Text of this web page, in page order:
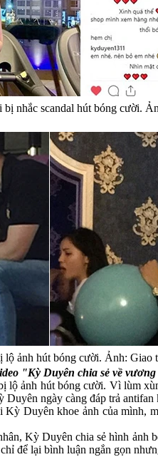
nhắc scandal hút bóng cười.
ảnh hút bóng cười. Ảnh: Giao
"Kỳ Duyên chia sẻ về
lộ ảnh hút bóng cười. Vì lùm
ngày càng đáp trả antifan
Kỳ Duyên khoe ảnh của mình,
Kỳ Duyên chia sẻ hình
để lại bình luận ngắn gọn